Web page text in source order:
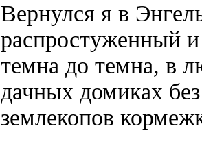
Вернулся я в
распростуженный
темна до темна, в
дачных домиках
землекопов